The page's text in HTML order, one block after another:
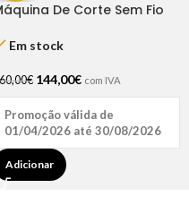
De Corte Sem Fio
Em stock
€ 144,00€ com IVA
Promoção válida de
01/04/2026 até 30/08/2026
Adicionar